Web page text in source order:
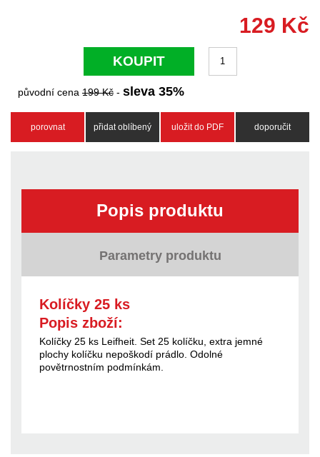
129 Kč
KOUPIT
původní cena 199Kč - sleva 35%
porovnat přidat oblíbený uložit do PDF doporučit
Popis produktu
Parametry produktu
Kolíčky 25 ks
Popis zboží:
Kolíčky 25 ks Leifheit. Set 25 kolíčku, extra jemné
plochy kolíčku nepoškodí prádlo. Odolné
povětrnostním podmínkám.